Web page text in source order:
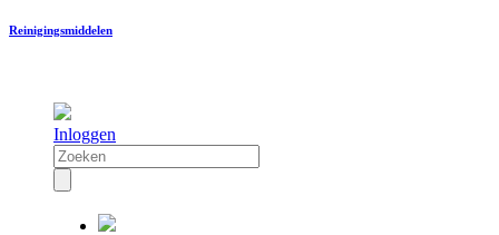
Reinigingsmiddelen
Inloggen